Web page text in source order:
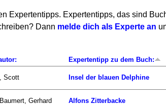
Expertentipps. Expertentipps, das sind
Dann melde dich als Experte an
Expertentipp zu dem Buch:
Scott Insel der blauen Delphine
Gerhard Alfons Zitterbacke